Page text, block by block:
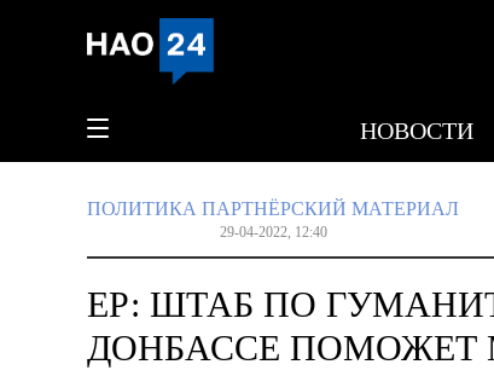
НОВОСТИ
ПОЛИТИКА ПАРТНЁРСКИЙ МАТЕРИАЛ
29-04-2022, 12:40
ЕР: ШТАБ ПО
ДОНБАССЕ